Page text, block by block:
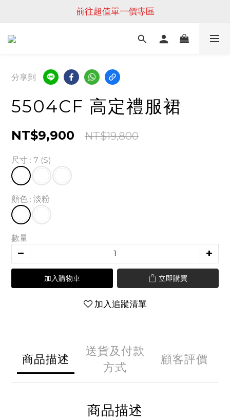
前往超值單一價專區
分享到
5504CF 高定禮服裙
NT$9,900 NT$19,800
尺寸 : 7 (S)
顏色 : 淡粉
數量
加入購物車 立即購買
加入追蹤清單
商品描述
送貨及付款
方式
顧客評價
商品描述